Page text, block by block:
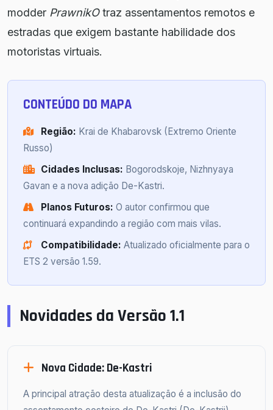
modder PrawnikOtraz assentamentos remotos e
estradas que exigem bastante habilidade dos
motoristas virtuais.
CONTEÚDO DO MAPA
Região: Krai de Khabarovsk (Extremo Oriente
Russo)
Cidades Inclusas: Bogorodskoje, Nizhnyaya
Gavan e a nova adição De-Kastri.
Planos Futuros: O autor confirmou que
continuará expandindo a região com mais vilas.
Compatibilidade: Atualizado oficialmente para o
ETS 2 versão 1.59.
Novidades da Versão 1.1
Nova Cidade: De-Kastri
A principal atração desta atualização é a inclusão do